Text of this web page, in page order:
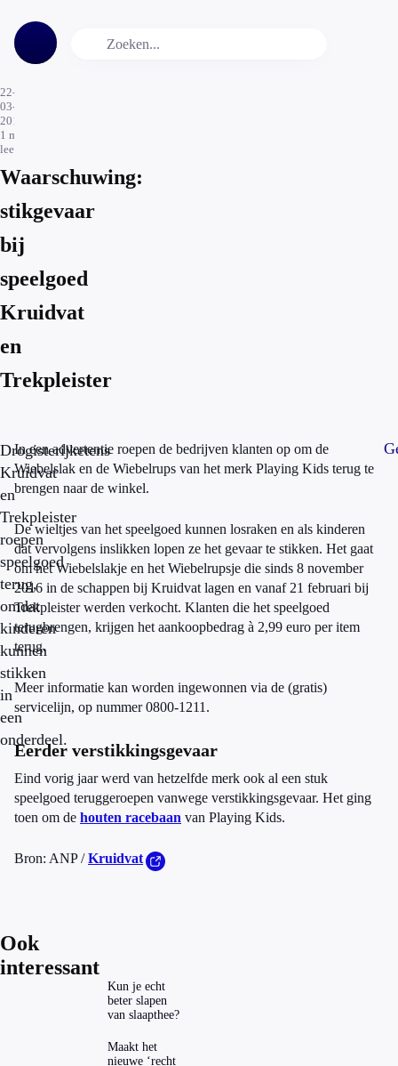
22-
03-
2017
1 min.
leestijd
Waarschuwing:
stikgevaar
bij
speelgoed
Kruidvat
en
Trekpleister
Drogisterijketens
Kruidvat
en
Trekpleister
roepen
speelgoed
terug,
omdat
kinderen
kunnen
stikken
in
een
onderdeel.
In een advertentie roepen de bedrijven klanten op om de
Wiebelslak en de Wiebelrups van het merk Playing Kids terug te
brengen naar de winkel.
De wieltjes van het speelgoed kunnen losraken en als kinderen
dat vervolgens inslikken lopen ze het gevaar te stikken. Het gaat
om het Wiebelslakje en het Wiebelrupsje die sinds 8 november
2016 in de schappen bij Kruidvat lagen en vanaf 21 februari bij
Trekpleister werden verkocht. Klanten die het speelgoed
terugbrengen, krijgen het aankoopbedrag à 2,99 euro per item
terug.
Meer informatie kan worden ingewonnen via de (gratis)
servicelijn, op nummer 0800-1211.
Eerder verstikkingsgevaar
Eind vorig jaar werd van hetzelfde merk ook al een stuk
speelgoed teruggeroepen vanwege verstikkingsgevaar. Het ging
toen om de houten racebaan van Playing Kids.
Bron: ANP /Kruidvat
Ook
interessant
Kun je echt
beter slapen
van slaapthee?
Maakt het
nieuwe ‘recht